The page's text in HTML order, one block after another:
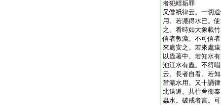
者犯輕垢罪
又僧祇律云。一切
用。若漉得水已。
之。看時如大象載
信者教漉。不可信
來處安之。若來處
以蟲著中。若知水
池江水有蟲。不得
云。長者自看。若
當漉水用。又十誦
北遠道。共往舍衞
蟲水。破戒者言。